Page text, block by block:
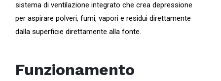
sistema di ventilazione integrato che crea depressione
per aspirare polveri, fumi, vapori e residui direttamente
dalla superficie direttamente alla fonte.
Funzionamento